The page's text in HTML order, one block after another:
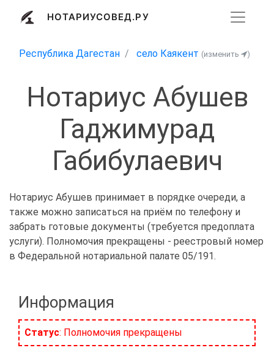
НОТАРИУСОВЕД.РУ
Республика Дагестан село Каякент (изменить )
Нотариус Абушев
Гаджимурад
Габибулаевич
Нотариус Абушев принимает в порядке очереди, а
также можно записаться на приём по телефону и
забрать готовые документы (требуется предоплата
услуги). Полномочия прекращены - реестровый номер
в Федеральной нотариальной палате 05/191.
Информация
Статус: Полномочия прекращены